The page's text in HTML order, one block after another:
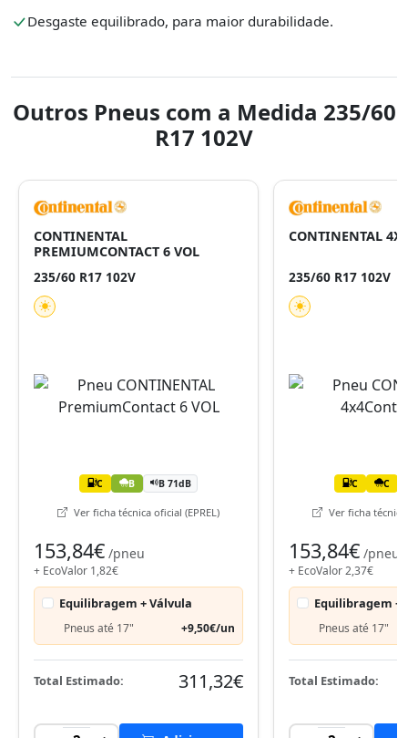
Desgaste equilibrado, para maior durabilidade.
Outros Pneus com a Medida 235/60
R17 102V
CONTINENTAL
PREMIUMCONTACT 6 VOL
235/60 R17 102V
C B B 71dB
Ver ficha técnica oficial (EPREL)
153,84€ /pneu
+ EcoValor 1,82€
Equilibragem + Válvula
Pneus até 17" +9,50€/un
Total Estimado: 311,32€
CONTINENTAL
235/60 R17 102V
C C
Ver ficha técnica
153,84€ /pneu
+ EcoValor 2,37€
Equilibragem +
Pneus até 17"
Total Estimado: